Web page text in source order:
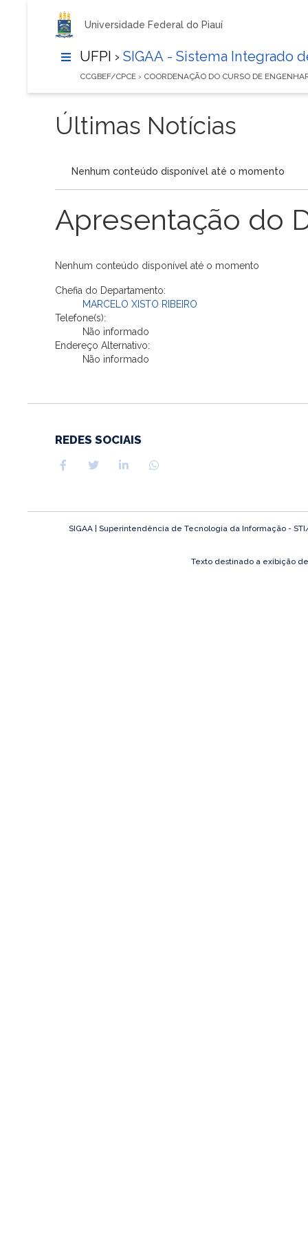
Universidade Federal do Piauí
UFPI › SIGAA - Sistema Integrado
CCGBEF/CPCE › COORDENAÇÃO DO CURSO DE
Últimas Notícias
Nenhum conteúdo disponível até o momento
Apresentação do
Nenhum conteúdo disponível até o momento
Chefia do Departamento:
MARCELO XISTO RIBEIRO
Telefone(s):
Não informado
Endereço Alternativo:
Não informado
REDES SOCIAIS
SIGAA | Superintendência de Tecnologia da Informação -
Texto destinado a exibição